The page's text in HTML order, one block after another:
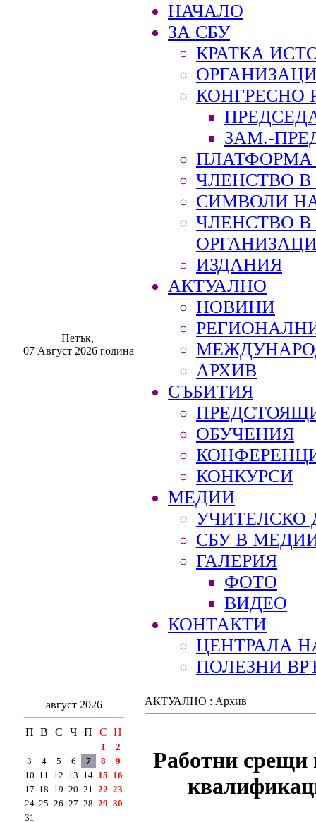
Петък,
07 Август 2026 година
НАЧАЛО
ЗА СБУ
КРАТКА
КОНГРЕСНО
ЗАМ.-
ПЛАТФОРМА
ЧЛЕНСТВО В
СИМВОЛИ
ЧЛЕНСТВО
ИЗДАНИЯ
АКТУАЛНО
НОВИНИ
АРХИВ
СЪБИТИЯ
ОБУЧЕНИЯ
КОНКУРСИ
МЕДИИ
УЧИТЕЛСКО
СБУ В
ГАЛЕРИЯ
ФОТО
ВИДЕО
КОНТАКТИ
ЦЕНТРАЛА
ПОЛЕЗНИ
август 2026
П В С Ч П С Н
1
2
3
4 5 6 7 8
9
10 11 12 13 14 15 16
17 18 19 20 21 22 23
24 25 26 27 28 29 30
31
АКТУАЛНО : Архив
Работни срещи